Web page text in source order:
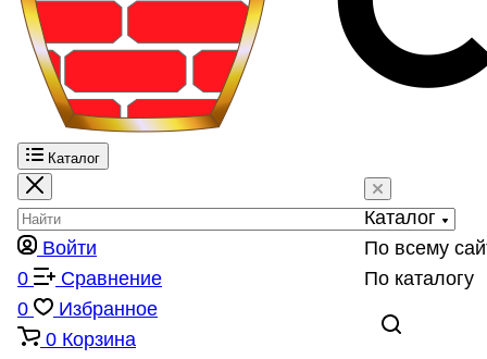
Каталог
Каталог
По всему
По каталогу
Войти
0
Сравнение
0
Избранное
0 Корзина